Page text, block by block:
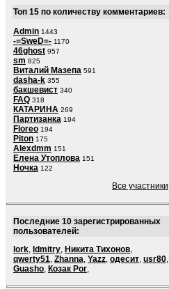
Топ 15 по количеству комментариев:
Admin 1443
-=SweD=- 1170
46ghost 957
sm 825
Виталий Мазепа 591
dasha-k 355
бакшевист 340
FAQ 318
КАТАРИНА 269
Партизанка 194
Floreo 194
Piton 175
Alexdmm 151
Елена Утоплова 151
Ночка 122
Все участники
Последние 10 зарегистрированных
пользователей:
lork, ldmitry, Никита Тихонов,
qwerty51, Zhanna, Yazz, одесит, usr80,
Guasho, Козак Рог,